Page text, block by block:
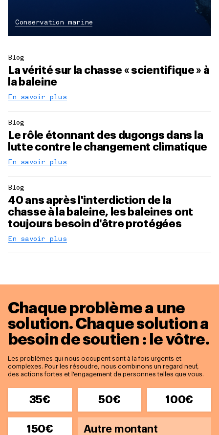
Conservation marine
Blog
La vérité sur la chasse « scientifique » à
la baleine
En savoir plus
Blog
Le rôle étonnant des dugongs dans la
lutte contre le changement climatique
En savoir plus
Blog
40 ans après l'interdiction de la
chasse à la baleine, les baleines ont
toujours besoin d'être protégées
En savoir plus
Chaque problème a une
solution.Chaque solution a
besoin de soutien : le vôtre.
Les problèmes qui nous occupent sont à la fois urgents et
complexes. Pour les résoudre, nous combinons un regard neuf,
des actions fortes et l'engagement de personnes telles que vous.
35€ 50€ 100€
150€